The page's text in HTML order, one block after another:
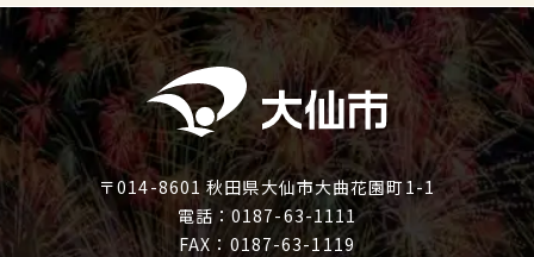
〒014-8601 秋田県大仙市大曲花園町1-1
電話：0187-63-1111
FAX：0187-63-1119